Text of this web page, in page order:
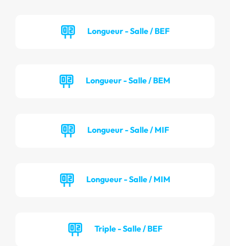
Longueur - Salle / BEF
Longueur - Salle / BEM
Longueur - Salle / MIF
Longueur - Salle / MIM
Triple - Salle / BEF